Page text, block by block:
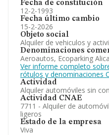
Fecha de constitución
12-2-1993
Fecha último cambio
15-2-2026
Objeto social
Alquiler de vehiculos y
Denominaciones
Aeroautos, Ecoparking
Ver informe completo
rótulos y denominaciones
Actividad
Alquiler automóviles sin
Actividad CNAE
7711 - Alquiler de
ligeros
Estado de la empresa
Viva